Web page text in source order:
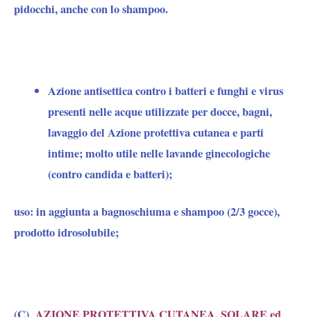
pidocchi, anche con lo shampoo.
Azioneantisettica contro i batteri e funghi e virus
presenti nelle acque utilizzate per docce, bagni,
lavaggio del Azione protettiva cutanea e parti
intime; molto utile nelle lavande ginecologiche
(contro candida e batteri);
uso: in aggiunta a bagnoschiuma e shampoo (2/3 gocce),
prodotto idrosolubile;
(C) AZIONE PROTETTIVA CUTANEA, SOLARE ed